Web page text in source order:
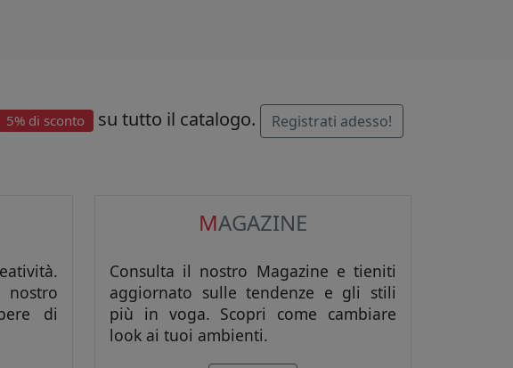
5% di sconto su tutto il catalogo. Registrati adesso!
di
MAGAZINE
Consulta il nostro Magazine e tieniti
aggiornato sulle tendenze e gli stili
più in voga. Scopri come cambiare
look ai tuoi ambienti.